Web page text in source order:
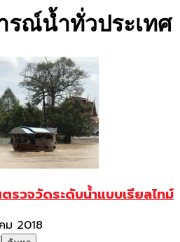
รณ์น้ำทั่วประเทศ
วจวัดระดับน้ำแบบเรียลไทม์
ม 2018